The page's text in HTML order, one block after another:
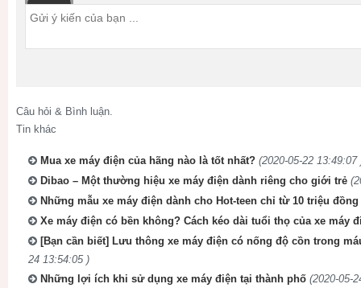
Câu hỏi & Bình luận.
Tin khác
Mua xe máy điện của hãng nào là tốt nhất? (2020-05-22 13:49:07
Dibao – Một thường hiệu xe máy điện dành riêng cho giới trẻ
Những mẫu xe máy điện dành cho Hot-teen chỉ từ 10 triệu đồng
Xe máy điện có bền không? Cách kéo dài tuổi thọ của xe máy
[Bạn cần biết] Lưu thông xe máy điện có nống độ cồn trong
24 13:54:05 )
Những lợi ích khi sử dụng xe máy điện tại thành phố (2020-05-